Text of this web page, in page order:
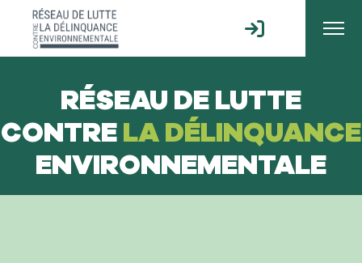
RÉSEAU DE LUTTE
CONTRELA DÉLINQUANCE
ENVIRONNEMENTALE